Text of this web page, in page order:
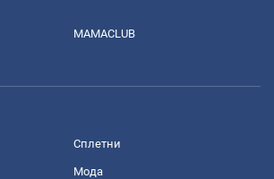
MAMACLUB
Сплетни
Мода